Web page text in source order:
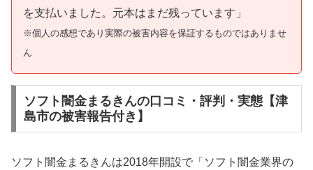
を支払いました。元本はまだ残っています」
※個人の感想であり実際の被害内容を保証するものではありませ
ん
ソフト闇金まるきんの口コミ・評判・実態【津
島市の被害報告付き】
ソフト闇金まるきんは2018年開設で「ソフト闇金業界の